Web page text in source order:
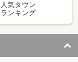
人気タウン
ランキング